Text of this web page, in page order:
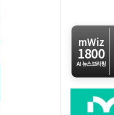
mWiz
1800
AI 뉴스브리핑